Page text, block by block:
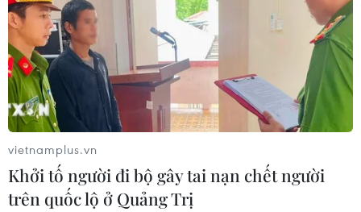
Đến sáng 4/4, ông Nguyễn Hồng Sơn đã thuê máy
móc, nhân công tiến hành tháo dỡ công trình xây dựng
trái phép, toàn bộ phần mái ngói, cột kèo, trụ khung
ngôi nhà gỗ đã được tháo dỡ hoàn toàn.
vietnamplus.vn
Khởi tố người đi bộ gây tai nạn chết người
trên quốc lộ ở Quảng Trị